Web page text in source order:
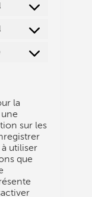
Consent
service
Consent
service
Consent
la
sur les
utiliser
que